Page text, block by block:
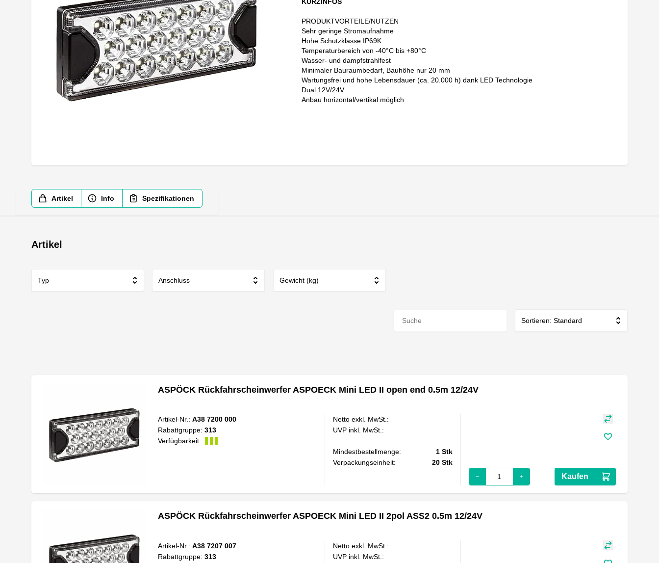
PRODUKTVORTEILE/NUTZEN
Sehr geringe Stromaufnahme
Hohe Schutzklasse IP69K
Temperaturbereich von -40°C bis +80°C
Wasser- und dampfstrahlfest
Minimaler Bauraumbedarf, Bauhöhe nur 20 mm
Wartungsfrei und hohe Lebensdauer (ca. 20.000 h) dank LED Technologie
Dual 12V/24V
Anbau horizontal/vertikal möglich
Artikel Info Spezifikationen
Artikel
Typ Anschluss Gewicht (kg)
Sortieren: Standard
ASPÖCK Rückfahrscheinwerfer ASPOECK Mini LED II open end 0.5m 12/24V
Artikel-Nr.: A38 7200 000
Rabattgruppe: 313
Verfügbarkeit:
Netto exkl. MwSt.:
UVP inkl. MwSt.:
Mindestbestellmenge: 1 Stk
Verpackungseinheit:
20 Stk
Kaufen
ASPÖCK Rückfahrscheinwerfer ASPOECK Mini LED II 2pol ASS2 0.5m 12/24V
Artikel-Nr.: A38 7207 007
Rabattgruppe: 313
Netto exkl. MwSt.:
UVP inkl. MwSt.: